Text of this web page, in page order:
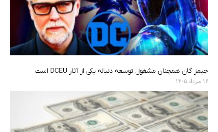
جیمز گان همچنان مشغول توسعه دنباله یکی از آثار DCEU است
۱۶ مرداد ۱۴۰۵